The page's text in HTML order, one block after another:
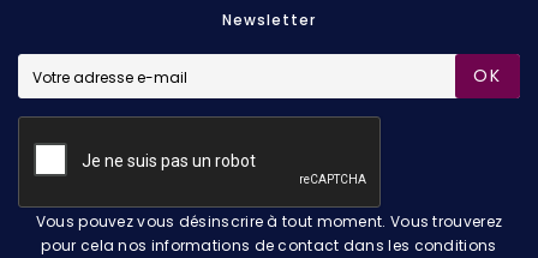
Newsletter
OK
Vous pouvez vous désinscrire à tout moment. Vous trouverez
pour cela nos informations de contact dans les conditions